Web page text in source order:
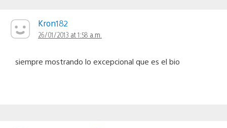
Kron182
26/01/2013 at 1:58 a.m.
siempre mostrando lo excepcional que es el bio